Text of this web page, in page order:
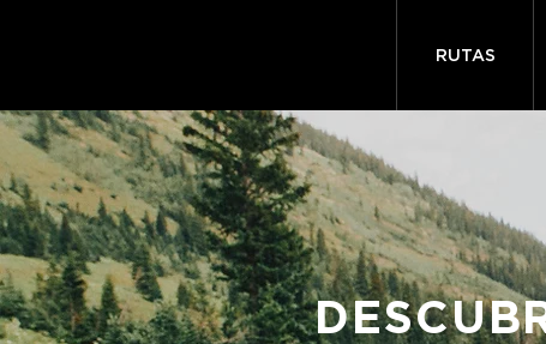
RUTAS